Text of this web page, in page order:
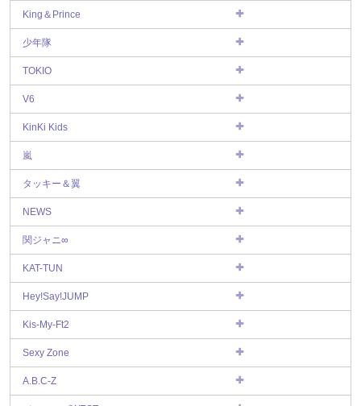
King＆Prince
少年隊
TOKIO
V6
KinKi Kids
嵐
タッキー＆翼
NEWS
関ジャニ∞
KAT-TUN
Hey!Say!JUMP
Kis-My-Ft2
Sexy Zone
A.B.C-Z